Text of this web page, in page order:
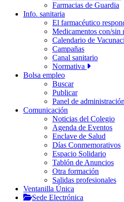
Farmacias de Guardia
Info. sanitaria
El farmacéutico
Medicamentos con/sin
Calendario de
Campañas
Canal sanitario
Normativa
Bolsa empleo
Buscar
Publicar
Panel de administración
Comunicación
Noticias del Colegio
Agenda de Eventos
Enclave de Salud
Días Conmemorativos
Espacio Solidario
Tablón de Anuncios
Otra formación
Salidas profesionales
Ventanilla Única
Sede Electrónica